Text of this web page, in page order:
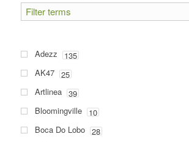
Adezz
135
AK47 25
Artlinea 39
Bloomingville 10
Boca Do Lobo 28